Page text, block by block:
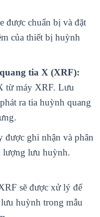
được chuẩn bị và đặt
của thiết bị huỳnh
tia X (XRF):
từ máy XRF. Lưu
ra tia huỳnh quang
được ghi nhận và phân
lượng lưu huỳnh.
sẽ được xử lý để
huỳnh trong mẫu